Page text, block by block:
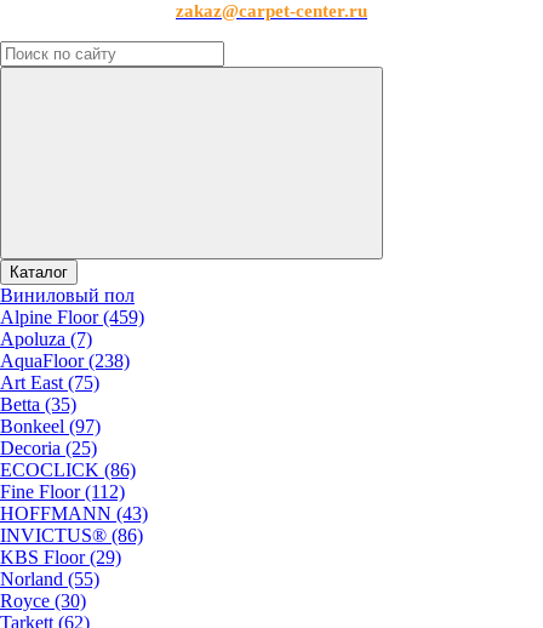
zakaz@carpet-center.ru
Каталог
Виниловый пол
Alpine Floor (459)
Apoluza (7)
AquaFloor (238)
Art East (75)
Betta (35)
Bonkeel (97)
Decoria (25)
ECOCLICK (86)
Fine Floor (112)
HOFFMANN (43)
INVICTUS® (86)
KBS Floor (29)
Norland (55)
Royce (30)
Tarkett (62)